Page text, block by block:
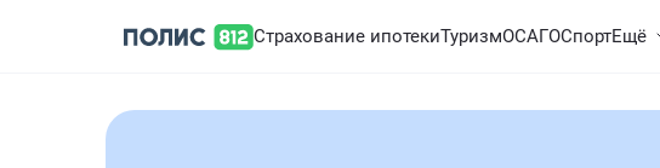
Страхование ипотекиТуризмОСАГОСпортЕщё